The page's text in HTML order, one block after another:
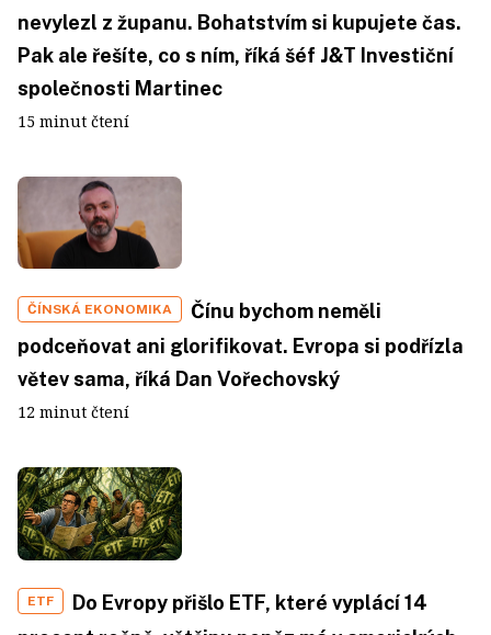
nevylezl z županu. Bohatstvím si kupujete čas.
Pak ale řešíte, co s ním, říká šéf J&T Investiční
společnosti Martinec
15 minut čtení
ČÍNSKÁ EKONOMIKA
Čínu bychom neměli
podceňovat ani glorifikovat. Evropa si podřízla
větev sama, říká Dan Vořechovský
12 minut čtení
ETF
Do Evropy přišlo ETF, které vyplácí 14